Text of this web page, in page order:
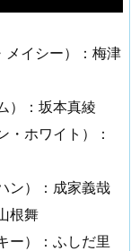
メイシー）：梅津
）：坂本真綾
・ホワイト）：
ン）：成家義哉
根舞
ー）：ふしだ里